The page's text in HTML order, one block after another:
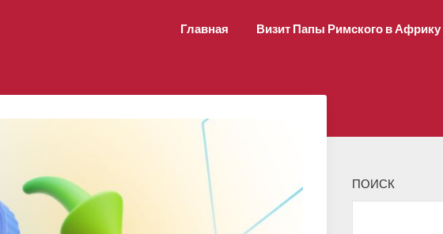
Главная Визит Папы Римского в Африку
ПОИСК